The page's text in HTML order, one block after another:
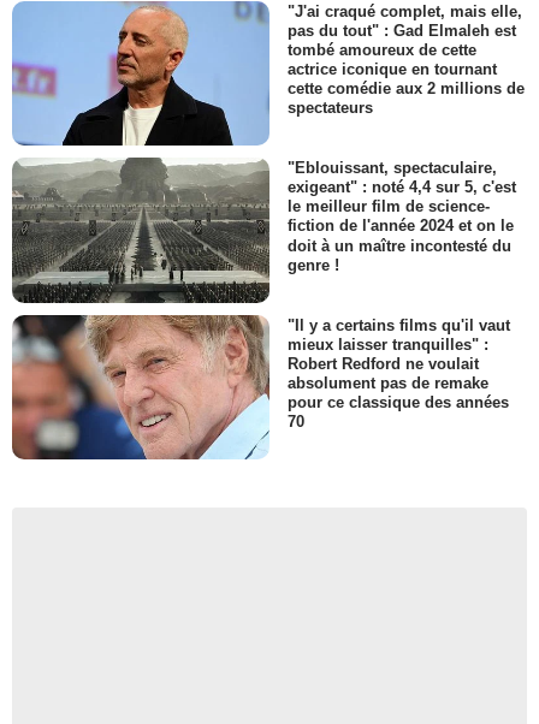
"J'ai craqué complet, mais elle,
pas du tout" : Gad Elmaleh est
tombé amoureux de cette
actrice iconique en tournant
cette comédie aux 2 millions de
spectateurs
"Eblouissant, spectaculaire,
exigeant" : noté 4,4 sur 5, c'est
le meilleur film de science-
fiction de l'année 2024 et on le
doit à un maître incontesté du
genre !
"Il y a certains films qu'il vaut
mieux laisser tranquilles" :
Robert Redford ne voulait
absolument pas de remake
pour ce classique des années
70